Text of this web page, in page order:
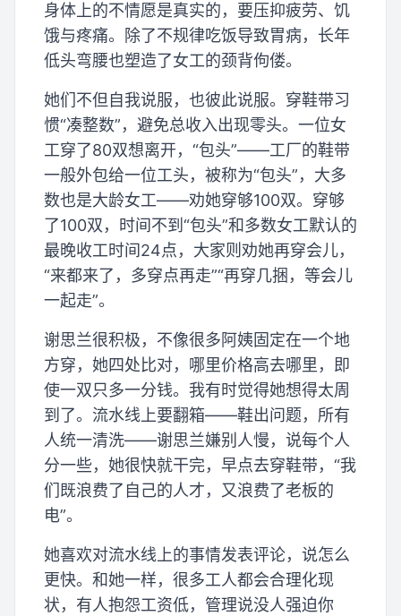
身体上的不情愿是真实的，要压抑疲劳、饥
饿与疼痛。除了不规律吃饭导致胃病，长年
低头弯腰也塑造了女工的颈背佝偻。
她们不但自我说服，也彼此说服。穿鞋带习
惯“凑整数”，避免总收入出现零头。一位女
工穿了80双想离开，“包头”——工厂的鞋带
一般外包给一位工头，被称为“包头”，大多
数也是大龄女工——劝她穿够100双。穿够
了100双，时间不到“包头”和多数女工默认的
最晚收工时间24点，大家则劝她再穿会儿，
“来都来了，多穿点再走”“再穿几捆，等会儿
一起走”。
谢思兰很积极，不像很多阿姨固定在一个地
方穿，她四处比对，哪里价格高去哪里，即
使一双只多一分钱。我有时觉得她想得太周
到了。流水线上要翻箱——鞋出问题，所有
人统一清洗——谢思兰嫌别人慢，说每个人
分一些，她很快就干完，早点去穿鞋带，“我
们既浪费了自己的人才，又浪费了老板的
电”。
她喜欢对流水线上的事情发表评论，说怎么
更快。和她一样，很多工人都会合理化现
状，有人抱怨工资低，管理说没人强迫你